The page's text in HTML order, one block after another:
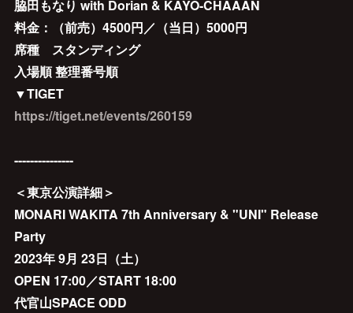
脇田もなり with Dorian & KAYO-CHAAAN
料金：（前売）4500円／（当日）5000円
席種 スタンディング
入場順 整理番号順
▼TIGET
https://tiget.net/events/260159
---------------
＜東京公演詳細＞
MONARI WAKITA 7th Anniversary & "UNI" Release
Party
2023年 9月 23日（土）
OPEN 17:00／START 18:00
代官山SPACE ODD